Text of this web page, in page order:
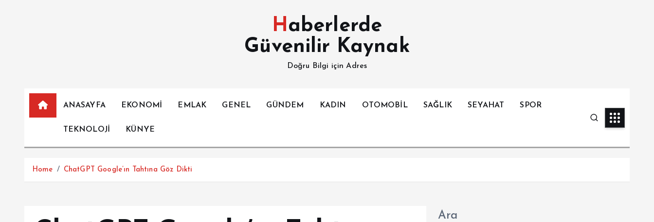
Haberlerde
Güvenilir Kaynak
Doğru Bilgi için Adres
ANASAYFA EKONOMİ EMLAK GENEL GÜNDEM KADIN OTOMOBİL SAĞLIK SEYAHAT SPOR
TEKNOLOJİ KÜNYE
Home ChatGPT Google’ın Tahtına Göz Dikti
Ara